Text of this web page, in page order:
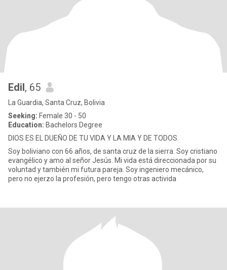
Edil, 65
La Guardia, Santa Cruz, Bolivia
Seeking: Female 30 - 50
Education: Bachelors Degree
DIOS ES EL DUEÑO DE TU VIDA Y LA MIA Y DE TODOS.
Soy boliviano con 66 años, de santa cruz de la sierra. Soy cristiano
evangélico y amo al señor Jesús. Mi vida está direccionada por su
voluntad y también mi futura pareja. Soy ingeniero mecánico,
pero no ejerzo la profesión, pero tengo otras activida